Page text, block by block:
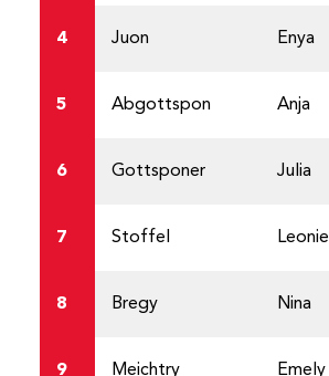
4 Juon Enya
5 Abgottspon Anja
6 Gottsponer Julia
7 Stoffel Leonie
8 Bregy Nina
9 Meichtry Emely